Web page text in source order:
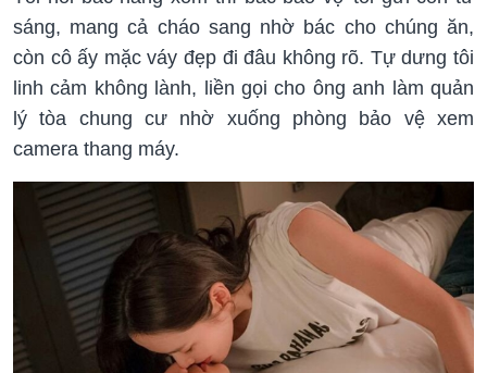
sáng, mang cả cháo sang nhờ bác cho chúng ăn,
còn cô ấy mặc váy đẹp đi đâu không rõ. Tự dưng tôi
linh cảm không lành, liền gọi cho ông anh làm quản
lý tòa chung cư nhờ xuống phòng bảo vệ xem
camera thang máy.